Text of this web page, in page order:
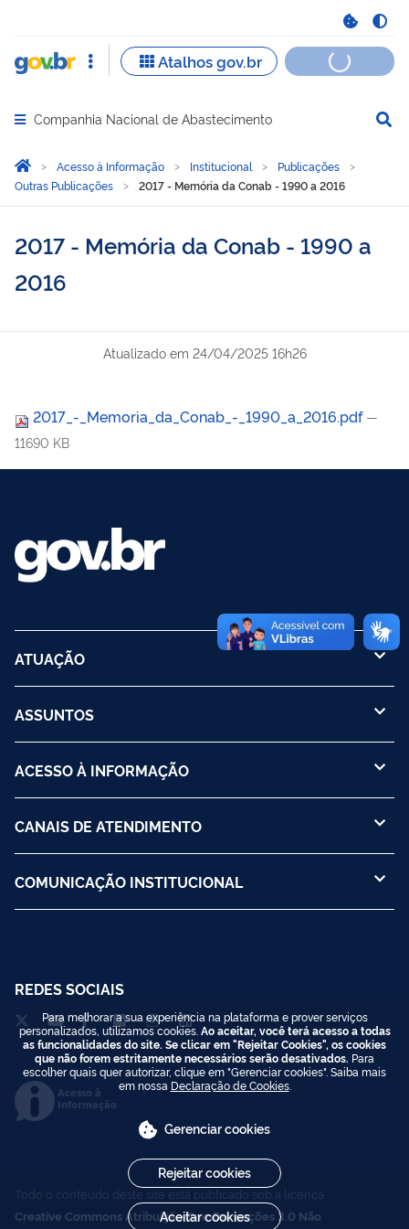
Abrir menu principal de navegação
Companhia Nacional de Abastecimento
Você está aqui:
Página Inicial
Acesso à Informação Institucional
Publicações
Outras Publicações
2017 - Memória da Conab - 1990 a 2016
2017 - Memória da Conab - 1990 a
2016
Atualizado em 24/04/2025 16h26
2017_-_Memoria_da_Conab_-_1990_a_2016.pdf —
11690 KB
ATUAÇÃO
ASSUNTOS
ACESSO À INFORMAÇÃO
CANAIS DE ATENDIMENTO
COMUNICAÇÃO INSTITUCIONAL
REDES SOCIAIS
Acesso à
Informação
Todo o conteúdo deste site está publicado sob a licença
Creative Commons Atribuição-SemDerivações 3.0 Não
Para melhorar a sua experiência na plataforma e prover serviços
personalizados, utilizamos cookies. Ao aceitar, você terá acesso a todas
as funcionalidades do site. Se clicar em "Rejeitar Cookies", os cookies
que não forem estritamente necessários serão desativados. Para
escolher quais quer autorizar, clique em "Gerenciar cookies". Saiba mais
em nossa Declaração de Cookies.
Gerenciar cookies
Rejeitar cookies
Aceitar cookies